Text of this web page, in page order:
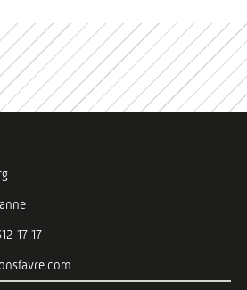
17 17